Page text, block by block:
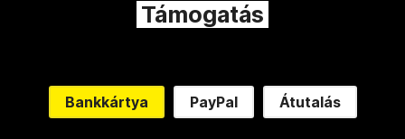
Támogatás
Bankkártya PayPal Átutalás